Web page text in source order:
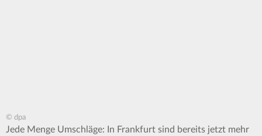
© dpa
Jede Menge Umschläge: In Frankfurt sind bereits jetzt mehr